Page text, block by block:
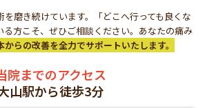
磨き続けています。「どこへ行っても良くな
る方こそ、ぜひご相談ください。あなたの痛み
からの改善を全力でサポートいたします。
院までのアクセス
山駅から徒歩3分